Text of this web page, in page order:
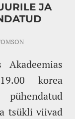
JA
korea
tsükli viivad